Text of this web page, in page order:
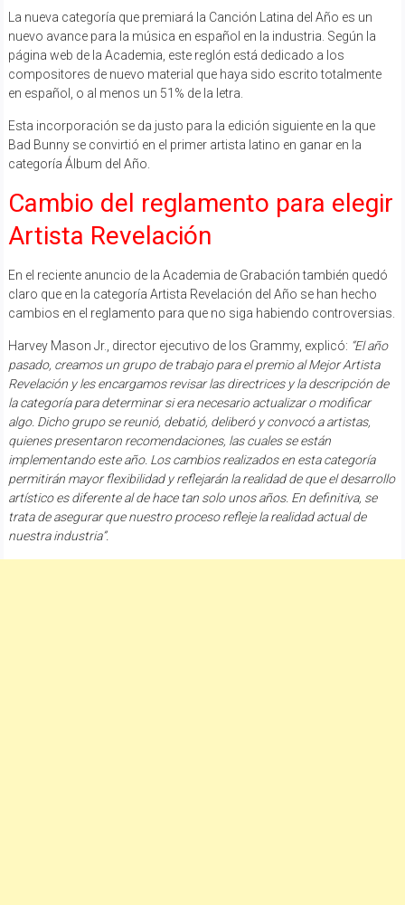
La nueva categoría que premiará la Canción Latina del Año es un
nuevo avance para la música en español en la industria. Según la
página web de la Academia, este reglón está dedicado a los
compositores de nuevo material que haya sido escrito totalmente
en español, o al menos un 51% de la letra.
Esta incorporación se da justo para la edición siguiente en la que
Bad Bunny se convirtió en el primer artista latino en ganar en la
categoría Álbum del Año.
Cambio del reglamento para elegir
Artista Revelación
En el reciente anuncio de la Academia de Grabación también quedó
claro que en la categoría Artista Revelación del Año se han hecho
cambios en el reglamento para que no siga habiendo controversias.
Harvey Mason Jr., director ejecutivo de los Grammy, explicó: “El año
pasado, creamos un grupo de trabajo para el premio al Mejor Artista
Revelación y les encargamos revisar las directrices y la descripción de
la categoría para determinar si era necesario actualizar o modificar
algo. Dicho grupo se reunió, debatió, deliberó y convocó a artistas,
quienes presentaron recomendaciones, las cuales se están
implementando este año. Los cambios realizados en esta categoría
permitirán mayor flexibilidad y reflejarán la realidad de que el desarrollo
artístico es diferente al de hace tan solo unos años. En definitiva, se
trata de asegurar que nuestro proceso refleje la realidad actual de
nuestra industria”.